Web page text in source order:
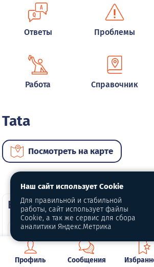
Ответы Проблемы
Работа Справочник
Tata
Посмотреть на карте
ВИП автомобили
Профиль Сообщения
Наш сайт использует Cookie
Для правильной и стабильной
работы, сайт использует файлы
Cookie, а так же сервис для сбора
аналитики Яндекс.Метрика